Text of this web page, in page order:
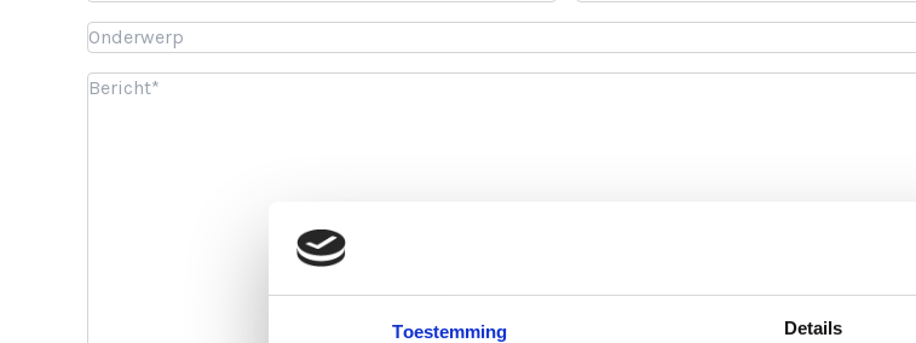
Toestemming Details